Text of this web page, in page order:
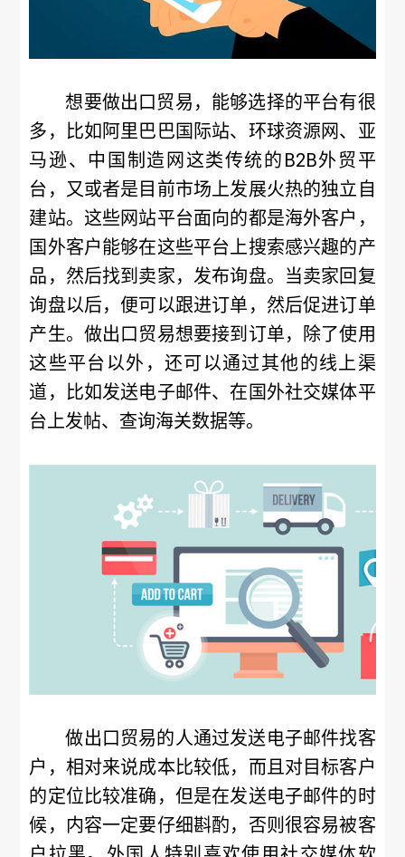
想要做出口贸易，能够选择的平台有很
多，比如阿里巴巴国际站、环球资源网、亚
马逊、中国制造网这类传统的B2B外贸平
台，又或者是目前市场上发展火热的独立自
建站。这些网站平台面向的都是海外客户，
国外客户能够在这些平台上搜索感兴趣的产
品，然后找到卖家，发布询盘。当卖家回复
询盘以后，便可以跟进订单，然后促进订单
产生。做出口贸易想要接到订单，除了使用
这些平台以外，还可以通过其他的线上渠
道，比如发送电子邮件、在国外社交媒体平
台上发帖、查询海关数据等。
做出口贸易的人通过发送电子邮件找客
户，相对来说成本比较低，而且对目标客户
的定位比较准确，但是在发送电子邮件的时
候，内容一定要仔细斟酌，否则很容易被客